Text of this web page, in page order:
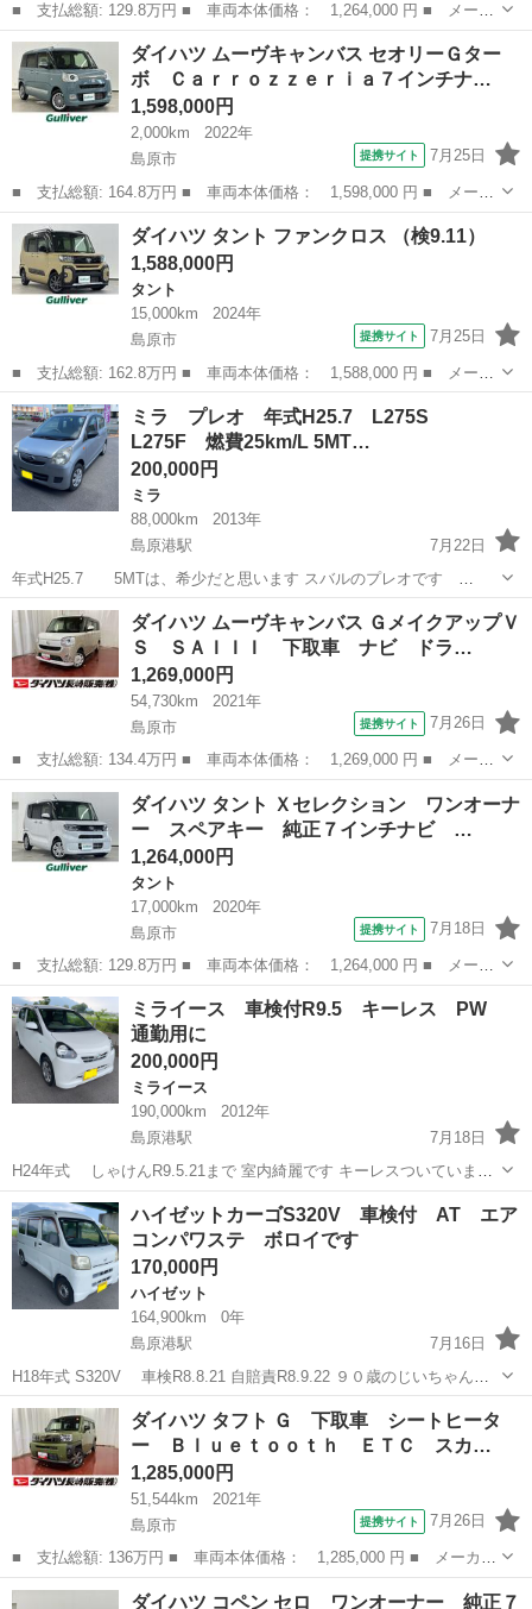
■ 支払総額: 129.8万円 ■ 車両本体価格： 1,264,000 円 ■ メーカ
ー名： ダイハツ ■ 車種名： タント ■ グレード名： Ｘセレク
ション ワンオーナー スペアキー 純正７インチナビ フルセグＴ
Ｖ スマ...
長崎 島原市 タント
ダイハツ ムーヴキャンバス セオリーＧター
ボ Ｃａｒｒｏｚｚｅｒｉａ７インチナ…
1,598,000円
2,000km
2022年
島原市
提携サイト 7月25日
■ 支払総額: 164.8万円 ■ 車両本体価格： 1,598,000 円 ■ メーカ
ー名： ダイハツ ■ 車種名： ムーヴキャンバス ■ グレード
名： セオリーＧターボ Ｃａｒｒｏｚｚｅｒｉａ７インチナビ フ
ルセグＴＶ ...
長崎 島原市 ダイハツ
ダイハツ タント ファンクロス （検9.11）
1,588,000円
タント
15,000km
2024年
島原市
提携サイト 7月25日
■ 支払総額: 162.8万円 ■ 車両本体価格： 1,588,000 円 ■ メーカ
ー名： ダイハツ ■ 車種名： タント ■ グレード名： ファンク
ロス ■ 排気量： 660cc ■ ドア枚数： 5D ■ ミッション：...
長崎 島原市 タント
ミラ プレオ 年式H25.7 L275S
L275F 燃費25km/L 5MT…
200,000円
ミラ
88,000km
2013年
島原港駅
7月22日
年式H25.7 5MTは、希少だと思います スバルのプレオです
OEM ミラです パワステ パワーウインドウ 集中ドア 普通に乗っ
ています 車検が切れます エアコン寒いくらい効きます バックドアに
凹みありま...
長崎 島原市 島原港駅 ミラ
ダイハツ ムーヴキャンバス ＧメイクアップＶ
Ｓ ＳＡＩＩＩ 下取車 ナビ ドラ…
1,269,000円
54,730km
2021年
島原市
提携サイト 7月26日
■ 支払総額: 134.4万円 ■ 車両本体価格： 1,269,000 円 ■ メーカ
ー名： ダイハツ ■ 車種名： ムーヴキャンバス ■ グレード
名： ＧメイクアップＶＳ ＳＡＩＩＩ 下取車 ナビ ドライブレ
コーダー パ...
長崎 島原市 ダイハツ
ダイハツ タント Ｘセレクション ワンオーナ
ー スペアキー 純正７インチナビ …
1,264,000円
タント
17,000km
2020年
島原市
提携サイト 7月18日
■ 支払総額: 129.8万円 ■ 車両本体価格： 1,264,000 円 ■ メーカ
ー名： ダイハツ ■ 車種名： タント ■ グレード名： Ｘセレク
ション ワンオーナー スペアキー 純正７インチナビ フルセグＴ
Ｖ スマ...
長崎 島原市 タント
ミライース 車検付R9.5 キーレス PW
通勤用に
200,000円
ミライース
190,000km
2012年
島原港駅
7月18日
H24年式 しゃけんR9.5.21まで 室内綺麗です キーレスついています
エアコン効きます パワーウインドウ オイル交換済み タイヤ交換しま
したのでまだ十分乗れます 名義変...
長崎 島原市 島原港駅 ミライース
ハイゼットカーゴS320V 車検付 AT エア
コンパワステ ボロイです
170,000円
ハイゼット
164,900km
0年
島原港駅
7月16日
H18年式 S320V 車検R8.8.21 自賠責R8.9.22 ９０歳のじいちゃんが
のってました 傷凹みあります エアコン効きました 名変まで２万円預
かります 別途リサイクル預託金いただきます
長崎 島原市 島原港駅 ハイゼット ハイゼットカーゴ
ダイハツ タフト Ｇ 下取車 シートヒータ
ー Ｂｌｕｅｔｏｏｔｈ ＥＴＣ スカ…
1,285,000円
51,544km
2021年
島原市
提携サイト 7月26日
■ 支払総額: 136万円 ■ 車両本体価格： 1,285,000 円 ■ メーカー
名： ダイハツ ■ 車種名： タフト ■ グレード名： Ｇ 下取
車 シートヒーター Ｂｌｕｅｔｏｏｔｈ ＥＴＣ スカイルーフ
長崎 島原市 ダイハツ
ダイハツ コペン セロ ワンオーナー 純正７